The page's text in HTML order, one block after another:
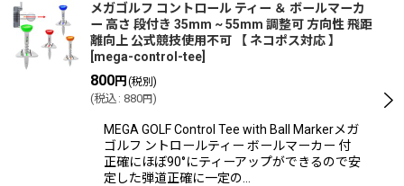
メガゴルフ コントロール ティー ＆ ボールマーカ
ー 高さ 段付き 35mm ~ 55mm 調整可 方向性 飛距
離向上 公式競技使用不可 【 ネコポス対応 】
mega-control-tee
800円 (税別)
(税込 : 880円)
MEGA GOLF Control Tee with Ball Markerメガ
ゴルフ ントロールティー ボールマーカー 付
正確にほぼ90°にティーアップができるので安
定した弾道正確に一定の…